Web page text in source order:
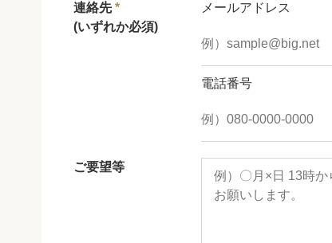
連絡先*
(いずれか必須)
メールアドレス
電話番号
ご要望等